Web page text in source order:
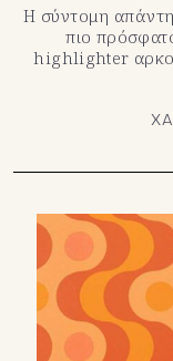
Η σύντομη
πιο
highlighter